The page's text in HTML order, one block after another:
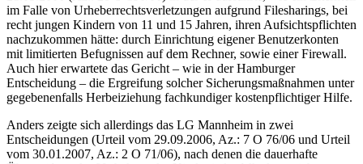
im Falle von Urheberrechtsverletzungen aufgrund Filesharings, bei
recht jungen Kindern von 11 und 15 Jahren, ihren Aufsichtspflichten
nachzukommen hätte: durch Einrichtung eigener Benutzerkonten
mit limitierten Befugnissen auf dem Rechner, sowie einer Firewall.
Auch hier erwartete das Gericht – wie in der Hamburger
Entscheidung – die Ergreifung solcher Sicherungsmaßnahmen unter
gegebenenfalls Herbeiziehung fachkundiger kostenpflichtiger Hilfe.
Anders zeigte sich allerdings das LG Mannheim in zwei
Entscheidungen (Urteil vom 29.09.2006, Az.: 7 O 76/06 und Urteil
vom 30.01.2007, Az.: 2 O 71/06), nach denen die dauerhafte